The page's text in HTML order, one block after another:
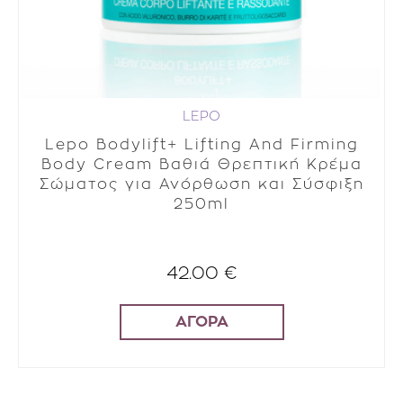
LEPO
Lepo Bodylift+ Lifting And Firming
Body Cream Βαθιά Θρεπτική Κρέμα
Σώματος για Ανόρθωση και Σύσφιξη
250ml
42.00 €
ΑΓΟΡΑ